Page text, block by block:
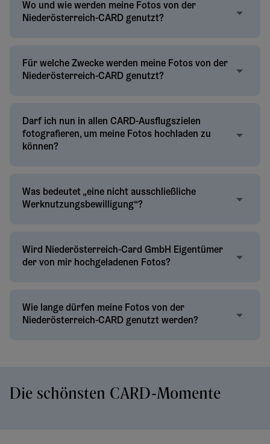
Wo und wie werden meine Fotos von der
Niederösterreich-CARD genutzt?
Für welche Zwecke werden meine Fotos von der
Niederösterreich-CARD genutzt?
Darf ich nun in allen CARD-Ausflugszielen
fotografieren, um meine Fotos hochladen zu
können?
Was bedeutet „eine nicht ausschließliche
Werknutzungsbewilligung“?
Wird Niederösterreich-Card GmbH Eigentümer
der von mir hochgeladenen Fotos?
Wie lange dürfen meine Fotos von der
Niederösterreich-CARD genutzt werden?
Die schönsten CARD-Momente